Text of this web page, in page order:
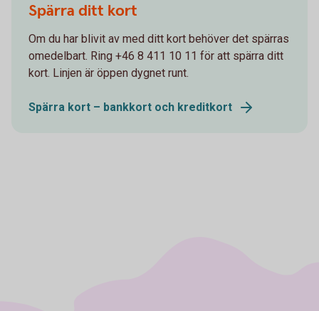
Spärra ditt kort
Om du har blivit av med ditt kort behöver det spärras
omedelbart. Ring +46 8 411 10 11 för att spärra ditt
kort. Linjen är öppen dygnet runt.
Spärra kort – bankkort och kreditkort